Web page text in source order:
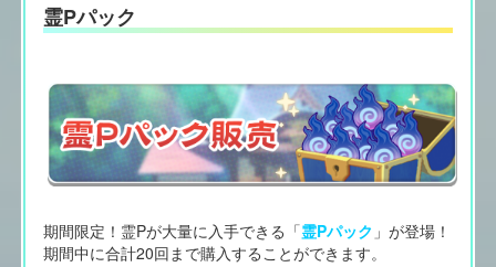
霊Pパック
期間限定！霊Pが大量に入手できる「霊Pパック 」が登場！
期間中に合計20回まで購入することができます。